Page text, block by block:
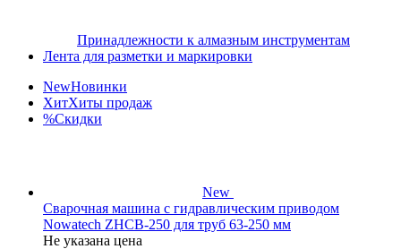
Принадлежности к алмазным инструментам
Лента для разметки и маркировки
NewНовинки
ХитХиты продаж
%Скидки
New
Сварочная машина с гидравлическим приводом
Nowatech ZHCB-250 для труб 63-250 мм
Не указана цена